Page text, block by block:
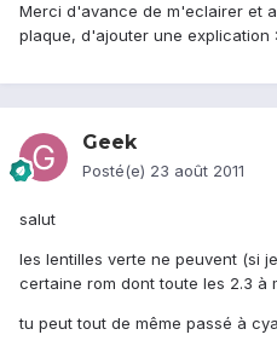
Merci d'avance de m'eclairer et
plaque, d'ajouter une explication
Geek
Posté(e) 23 août 2011
salut
les lentilles verte ne peuvent (si
certaine rom dont toute les 2.3 à
tu peut tout de même passé à